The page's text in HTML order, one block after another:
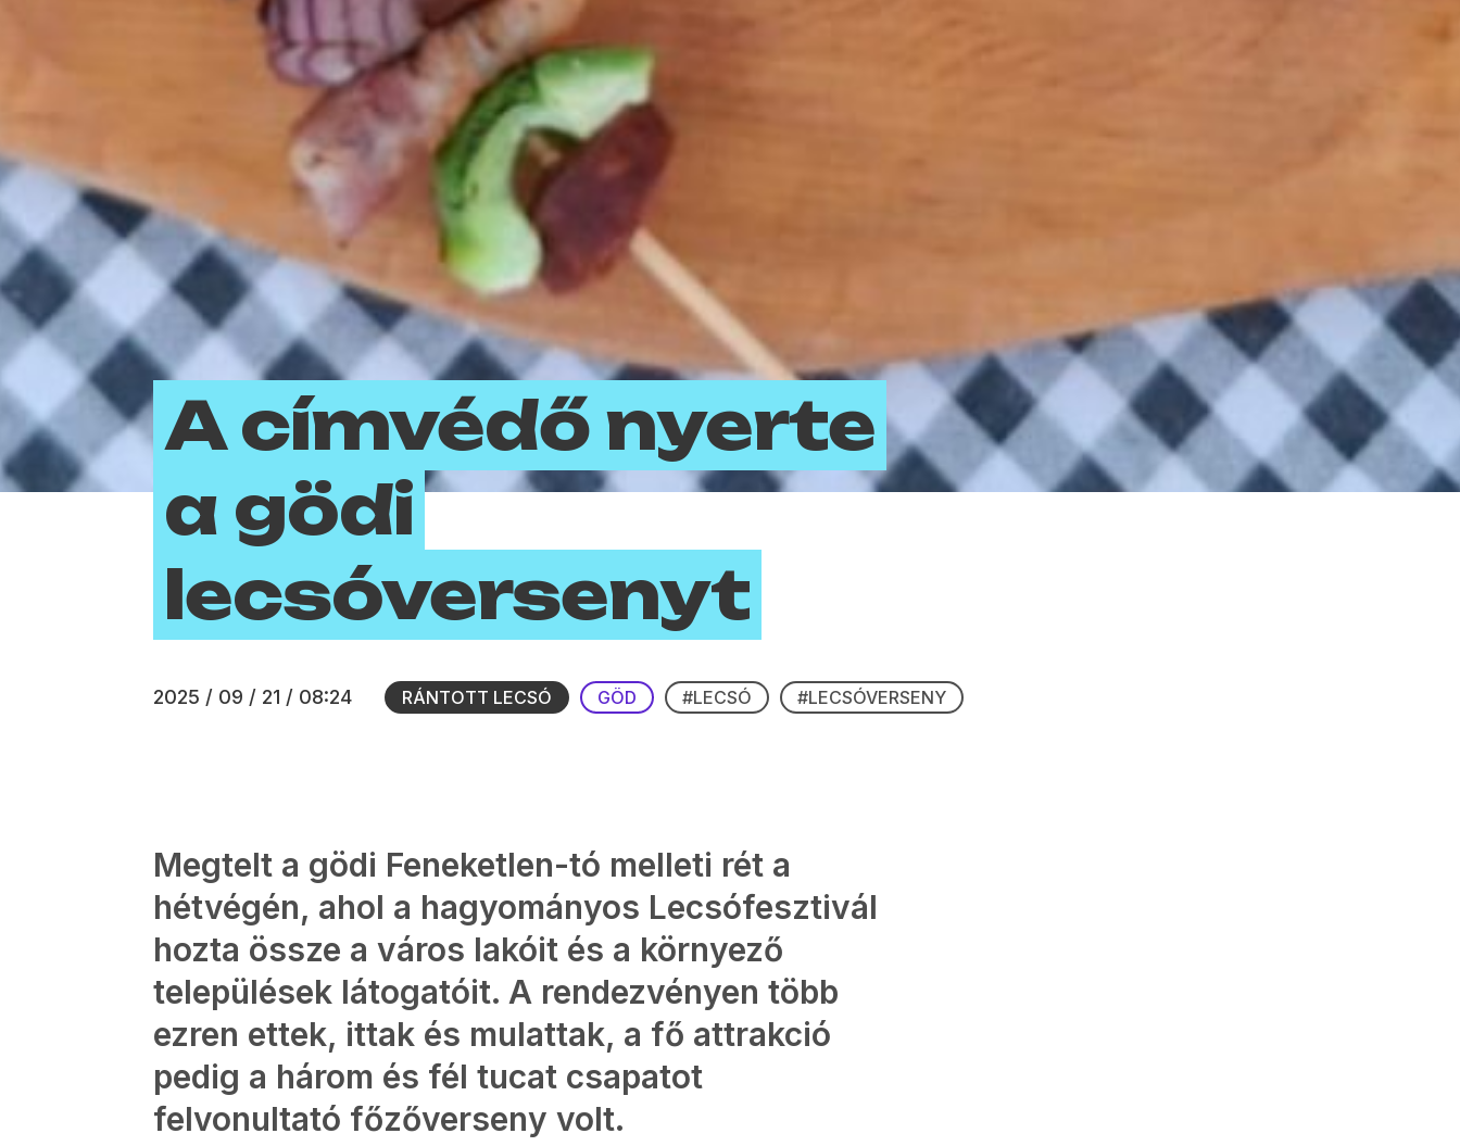
A címvédő nyerte
a gödi
lecsóversenyt
2025 / 09 / 21 / 08:24 RÁNTOTT LECSÓ GÖD #LECSÓ #LECSÓVERSENY
Megtelt a gödi Feneketlen-tó melleti rét a
hétvégén, ahol a hagyományos Lecsófesztivál
hozta össze a város lakóit és a környező
települések látogatóit. A rendezvényen több
ezren ettek, ittak és mulattak, a fő attrakció
pedig a három és fél tucat csapatot
felvonultató főzőverseny volt.